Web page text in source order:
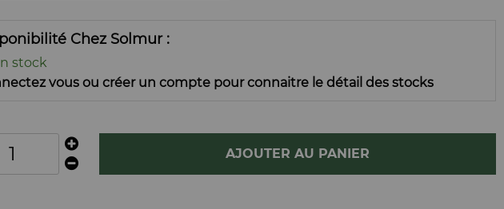
Chez Solmur
stock
vous ou créer un compte pour connaitre le détail des stocks
AJOUTER AU PANIER